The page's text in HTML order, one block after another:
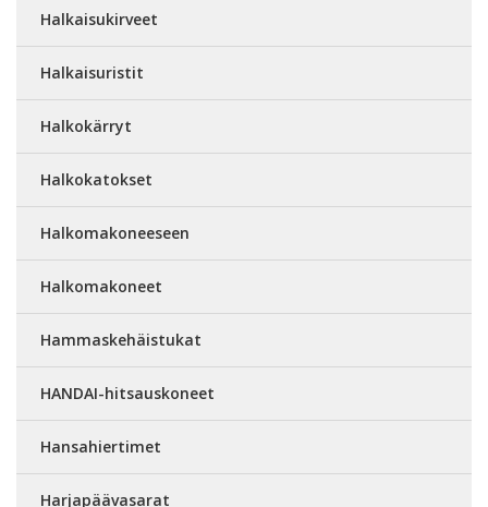
Halkaisukirveet
Halkaisuristit
Halkokärryt
Halkokatokset
Halkomakoneeseen
Halkomakoneet
Hammaskehäistukat
HANDAI-hitsauskoneet
Hansahiertimet
Harjapäävasarat